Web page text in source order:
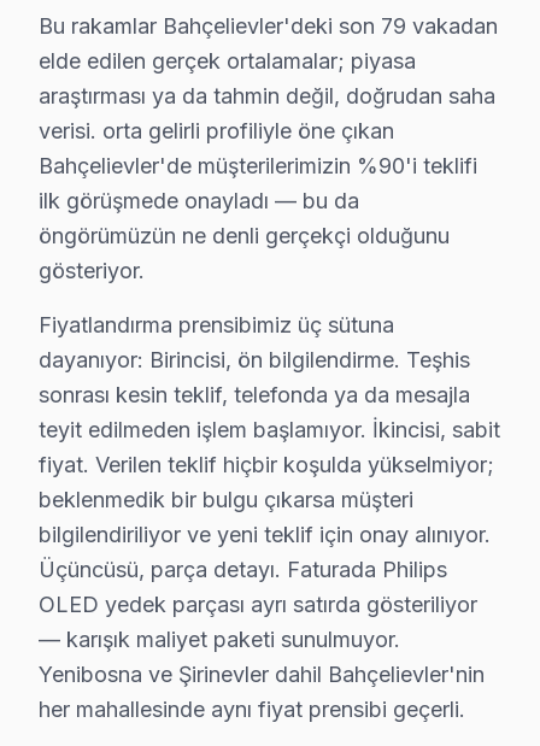
Bahçelievler'da Philips Önleyici Bakım –
Televizyon arızalarının büyük kısmı ihmal edilen
Bakım işlemlerimiz:
• Bahçelievler'de panel ve LED backlight kontrolü
• Soğutma fanı temizliği ve termal macun yenileme
• Bahçelievler'de anakart kapasitör ve kondansatör
• HDMI port ve bağlantı noktası temizliği —
• Bahçelievler'de yazılım ve firmware güncelleme
Yılda en az bir kez profesyonel bakım, Philips
Bahçelievler'da Philips TV Yerinde Onarım –
Bahçelievler'da Philips televizyonunuz
Yerinde tamir sürecimiz — Bahçelievler:
• Bahçelievler'de randevu sonrası 1-2 saat içinde
• Bahçelievler servisimizde tüm marka ve model
• Bahçelievler'de orijinal parça stok garantisi
• Bahçelievler servisimizde servis sonrası test ve
• Bahçelievler'de fatura ve resmi garanti belgesi
Philips LED TV ürünleriniz için Bahçelievler'de
Bu rakamlar Bahçelievler'deki son 79 vakadan
elde edilen gerçek ortalamalar; piyasa
araştırması ya da tahmin değil, doğrudan saha
verisi. orta gelirli profiliyle öne çıkan
Bahçelievler'de müşterilerimizin %90'i teklifi
ilk görüşmede onayladı — bu da
öngörümüzün ne denli gerçekçi olduğunu
gösteriyor.
Fiyatlandırma prensibimiz üç sütuna
dayanıyor: Birincisi, ön bilgilendirme. Teşhis
sonrası kesin teklif, telefonda ya da mesajla
teyit edilmeden işlem başlamıyor. İkincisi, sabit
fiyat. Verilen teklif hiçbir koşulda yükselmiyor;
beklenmedik bir bulgu çıkarsa müşteri
bilgilendiriliyor ve yeni teklif için onay alınıyor.
Üçüncüsü, parça detayı. Faturada Philips
OLED yedek parçası ayrı satırda gösteriliyor
— karışık maliyet paketi sunulmuyor.
Yenibosna ve Şirinevler dahil Bahçelievler'nin
her mahallesinde aynı fiyat prensibi geçerli.